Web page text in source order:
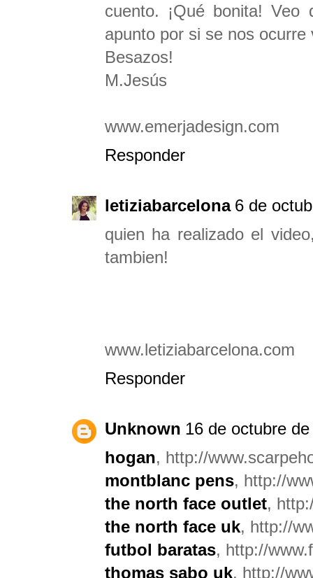
cuento. ¡Qué bonita!
apunto por si se nos
Besazos!
M.Jesús
www.emerjadesign.com
Responder
letiziabarcelona 6 de
quien ha realizado el
tambien!
www.letiziabarcelona.com
Responder
Unknown 16 de octubre
hogan, http://
montblanc pens, http://
the north face outlet,
the north face uk, http://
futbol baratas, http://
thomas sabo uk, http://